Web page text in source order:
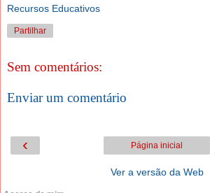
Recursos Educativos
Partilhar
Sem comentários:
Enviar um comentário
‹ Página inicial
Ver a versão da Web